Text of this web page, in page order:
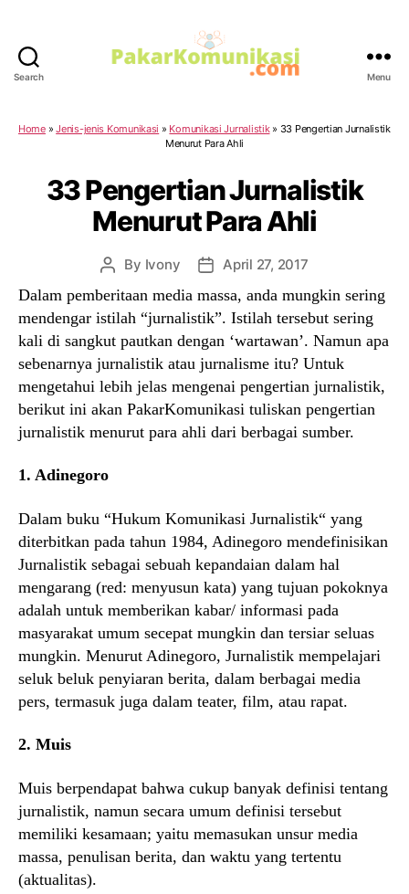
Search Menu
Home»Jenis-jenis Komunikasi » Komunikasi Jurnalistik» 33 Pengertian Jurnalistik
Menurut Para Ahli
33 Pengertian Jurnalistik
Menurut Para Ahli
Post
author
By Ivony
PostApril 27, 2017
Dalam pemberitaan media massa, anda mungkin sering
mendengar istilah “jurnalistik”. Istilah tersebut sering
kali di sangkut pautkan dengan ‘wartawan’. Namun apa
sebenarnya jurnalistik atau jurnalisme itu? Untuk
mengetahui lebih jelas mengenai pengertian jurnalistik,
berikut ini akan PakarKomunikasi tuliskan pengertian
jurnalistik menurut para ahli dari berbagai sumber.
1. Adinegoro
Dalam buku “Hukum Komunikasi Jurnalistik“ yang
diterbitkan pada tahun 1984, Adinegoro mendefinisikan
Jurnalistik sebagai sebuah kepandaian dalam hal
mengarang (red: menyusun kata) yang tujuan pokoknya
adalah untuk memberikan kabar/ informasi pada
masyarakat umum secepat mungkin dan tersiar seluas
mungkin. Menurut Adinegoro, Jurnalistik mempelajari
seluk beluk penyiaran berita, dalam berbagai media
pers, termasuk juga dalam teater, film, atau rapat.
2. Muis
Muis berpendapat bahwa cukup banyak definisi tentang
jurnalistik, namun secara umum definisi tersebut
memiliki kesamaan; yaitu memasukan unsur media
massa, penulisan berita, dan waktu yang tertentu
(aktualitas).